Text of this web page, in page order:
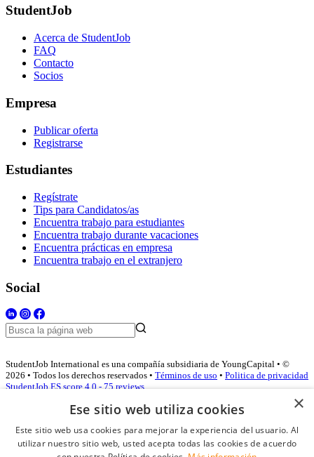
StudentJob
Acerca de StudentJob
FAQ
Contacto
Socios
Empresa
Publicar oferta
Registrarse
Estudiantes
Regístrate
Tips para Candidatos/as
Encuentra trabajo para estudiantes
Encuentra trabajo durante vacaciones
Encuentra prácticas en empresa
Encuentra trabajo en el extranjero
Social
StudentJob International es una compañía subsidiaria de YoungCapital • ©
2026 • Todos los derechos reservados • Términos de uso • Politica de privacidad
StudentJob ES score 4.0 - 75 reviews
Acceso empresas
×
Ese sitio web utiliza cookies
Este sitio web usa cookies para mejorar la experiencia del usuario. Al
utilizar nuestro sitio web, usted acepta todas las cookies de acuerdo